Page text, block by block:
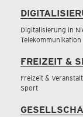
Digitalisierung in
Telekommunikation
FREIZEIT &
Freizeit &
Sport